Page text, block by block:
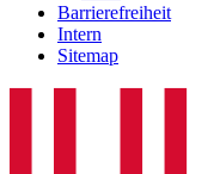
Barrierefreiheit
Intern
Sitemap